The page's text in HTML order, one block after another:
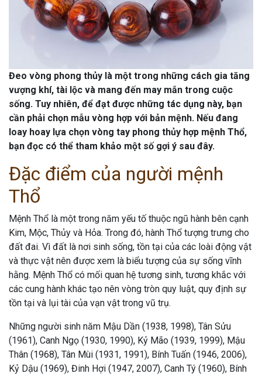
Nấy”
Đeo vòng phong thủy là một trong những cách gia tăng
vượng khí, tài lộc và mang đến may mắn trong cuộc
sống. Tuy nhiên, để đạt được những tác dụng này, bạn
cần phải chọn mẫu vòng hợp với bản mệnh. Nếu đang
loay hoay lựa chọn vòng tay phong thủy hợp mệnh Thổ,
bạn đọc có thể tham khảo một số gợi ý sau đây.
Đặc điểm của người mệnh
Thổ
Mệnh Thổ là một trong năm yếu tố thuộc ngũ hành bên cạnh
Kim, Mộc, Thủy và Hỏa. Trong đó, hành Thổ tượng trưng cho
đất đai. Vì đất là nơi sinh sống, tồn tại của các loài động vật
và thực vật nên được xem là biểu tượng của sự sống vĩnh
hằng. Mệnh Thổ có mối quan hệ tương sinh, tương khắc với
các cung hành khác tạo nên vòng tròn quy luật, quy định sự
tồn tại và lụi tài của vạn vật trong vũ trụ.
Những người sinh năm Mậu Dần (1938, 1998), Tân Sửu
(1961), Canh Ngọ (1930, 1990), Kỷ Mão (1939, 1999), Mậu
Thân (1968), Tân Mùi (1931, 1991), Bính Tuấn (1946, 2006),
Kỷ Dậu (1969), Đinh Hợi (1947, 2007), Canh Tý (1960), Bính